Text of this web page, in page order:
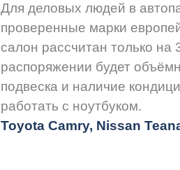
Для деловых людей в
проверенные марки
салон рассчитан только
распоряжении будет
подвеска и наличие
работать с ноутбуком.
Toyota Camry, Nissan